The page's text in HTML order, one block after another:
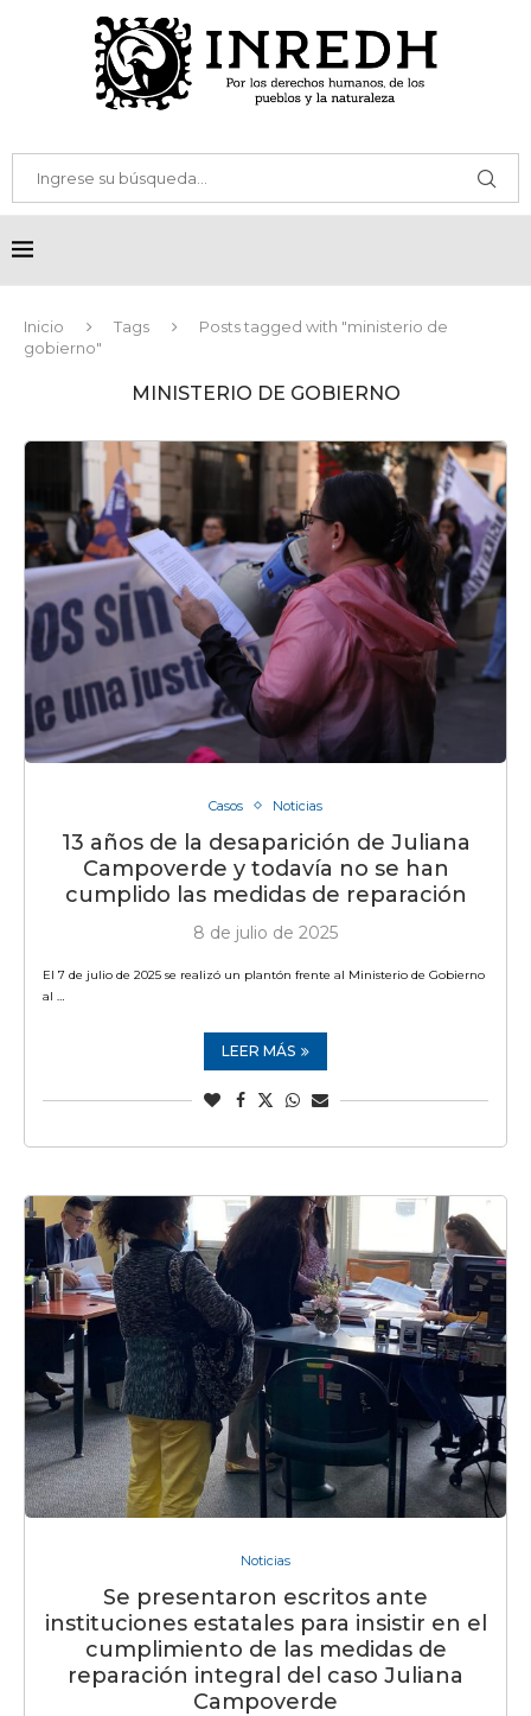
Inicio Tags
Posts tagged with "ministerio de
gobierno"
MINISTERIO DE GOBIERNO
Casos Noticias
13 años de la desaparición de Juliana
Campoverde y todavía no se han
cumplido las medidas de reparación
8 de julio de 2025
El 7 de julio de 2025 se realizó un plantón frente al Ministerio de Gobierno
al …
LEER MÁS
Noticias
Se presentaron escritos ante
instituciones estatales para insistir en el
cumplimiento de las medidas de
reparación integral del caso Juliana
Campoverde